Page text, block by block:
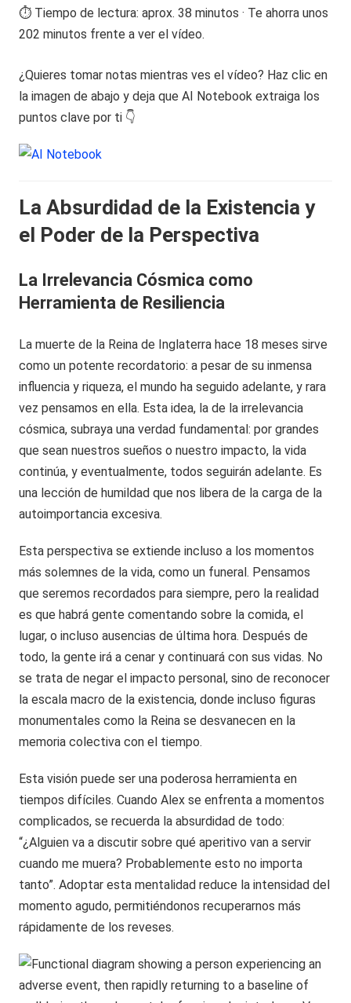
⏱️ Tiempo de lectura: aprox. 38 minutos · Te ahorra unos
202 minutos frente a ver el vídeo.
¿Quieres tomar notas mientras ves el vídeo? Haz clic en
la imagen de abajo y deja que AI Notebook extraiga los
puntos clave por ti 👇
La Absurdidad de la Existencia y
el Poder de la Perspectiva
La Irrelevancia Cósmica como
Herramienta de Resiliencia
La muerte de la Reina de Inglaterra hace 18 meses sirve
como un potente recordatorio: a pesar de su inmensa
influencia y riqueza, el mundo ha seguido adelante, y rara
vez pensamos en ella. Esta idea, la de la irrelevancia
cósmica, subraya una verdad fundamental: por grandes
que sean nuestros sueños o nuestro impacto, la vida
continúa, y eventualmente, todos seguirán adelante. Es
una lección de humildad que nos libera de la carga de la
autoimportancia excesiva.
Esta perspectiva se extiende incluso a los momentos
más solemnes de la vida, como un funeral. Pensamos
que seremos recordados para siempre, pero la realidad
es que habrá gente comentando sobre la comida, el
lugar, o incluso ausencias de última hora. Después de
todo, la gente irá a cenar y continuará con sus vidas. No
se trata de negar el impacto personal, sino de reconocer
la escala macro de la existencia, donde incluso figuras
monumentales como la Reina se desvanecen en la
memoria colectiva con el tiempo.
Esta visión puede ser una poderosa herramienta en
tiempos difíciles. Cuando Alex se enfrenta a momentos
complicados, se recuerda la absurdidad de todo:
“¿Alguien va a discutir sobre qué aperitivo van a servir
cuando me muera? Probablemente esto no importa
tanto”. Adoptar esta mentalidad reduce la intensidad del
momento agudo, permitiéndonos recuperarnos más
rápidamente de los reveses.